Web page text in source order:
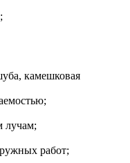
камешковая
лучам;
работ;